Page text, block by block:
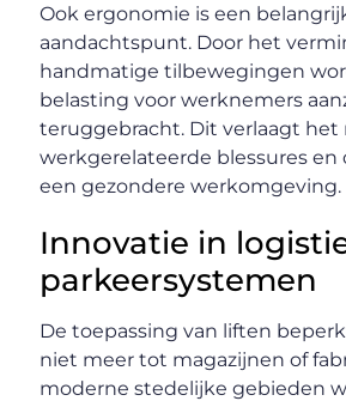
Ook ergonomie is een
aandachtspunt. Door het
handmatige tilbewegingen
belasting voor werknemers
teruggebracht. Dit verlaagt het
werkgerelateerde blessures en
een gezondere werkomgeving.
Innovatie in
parkeersystemen
De toepassing van liften
niet meer tot magazijnen of
moderne stedelijke gebieden